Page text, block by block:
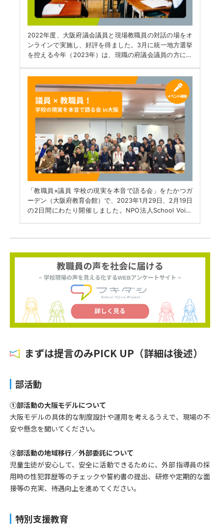
まずは提言のみPICK UP（詳細は後述）
部活動
①部活動の大阪モデルについて
大阪モデルの具体的な制度設計や運用を考えるうえで、現場の不
安や懸念を聞いてください。
②部活動の地域移行／外部委託について
児童生徒が安心して、安全に活動できるために、外部指導員の採
用時の性犯罪歴等のチェックや誓約書の提出、研修や定期的な面
接等の充実、待遇向上を進めてください。
特別支援教育